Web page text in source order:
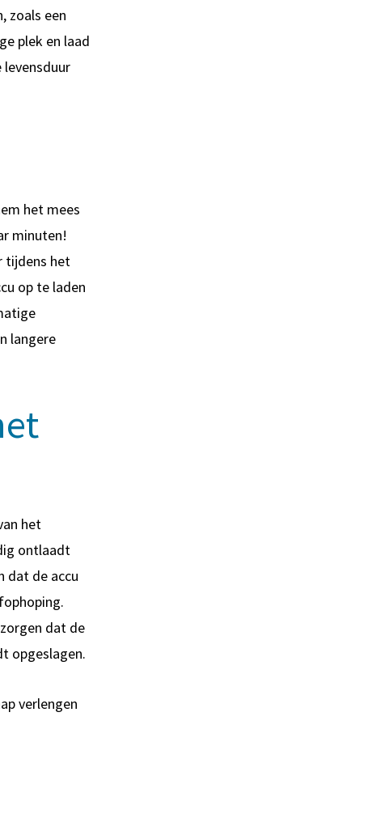
zoals een
plek en laad
levensduur
het mees
minuten!
tijdens het
op te laden
langere
het
ontlaadt
dat de accu
dat de
opgeslagen.
verlengen